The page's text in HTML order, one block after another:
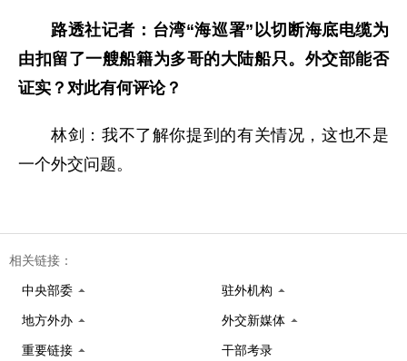
路透社记者：台湾“海巡署”以切断海底电缆为
由扣留了一艘船籍为多哥的大陆船只。外交部能否
证实？对此有何评论？
林剑：我不了解你提到的有关情况，这也不是
一个外交问题。
相关链接：
中央部委 驻外机构
地方外办 外交新媒体
重要链接 干部考录